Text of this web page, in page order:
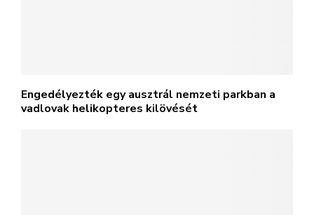
Engedélyezték egy ausztrál nemzeti parkban a
vadlovak helikopteres kilövését